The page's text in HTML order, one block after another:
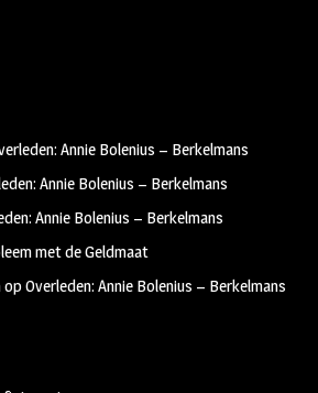
Annie Bolenius – Berkelmans
Annie Bolenius – Berkelmans
Annie Bolenius – Berkelmans
met de Geldmaat
opOverleden: Annie Bolenius – Berkelmans